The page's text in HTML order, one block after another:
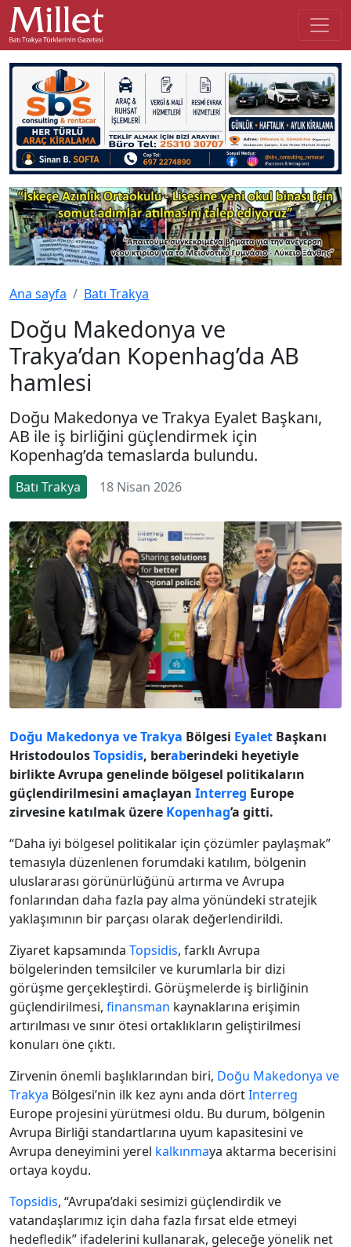
Ana sayfa Batı Trakya
Doğu Makedonya ve
Trakya’dan Kopenhag’da AB
hamlesi
Doğu Makedonya ve Trakya Eyalet Başkanı,
AB ile iş birliğini güçlendirmek için
Kopenhag’da temaslarda bulundu.
Batı Trakya 18 Nisan 2026
Doğu Makedonya ve Trakya Bölgesi Eyalet Başkanı
HristodoulosTopsidis, beraberindeki heyetiyle
birlikte Avrupa genelinde bölgesel politikaların
güçlendirilmesini amaçlayan Interreg Europe
zirvesine katılmak üzere Kopenhag’a gitti.
“Daha iyi bölgesel politikalar için çözümler paylaşmak”
temasıyla düzenlenen forumdaki katılım, bölgenin
uluslararası görünürlüğünü artırma ve Avrupa
fonlarından daha fazla pay alma yönündeki stratejik
yaklaşımının bir parçası olarak değerlendirildi.
Ziyaret kapsamında Topsidis, farklı Avrupa
bölgelerinden temsilciler ve kurumlarla bir dizi
görüşme gerçekleştirdi. Görüşmelerde iş birliğinin
güçlendirilmesi, finansman kaynaklarına erişimin
artırılması ve sınır ötesi ortaklıkların geliştirilmesi
konuları öne çıktı.
Zirvenin önemli başlıklarından biri, Doğu Makedonya ve
Trakya Bölgesi’nin ilk kez aynı anda dörtInterreg
Europe projesini yürütmesi oldu. Bu durum, bölgenin
Avrupa Birliği standartlarına uyum kapasitesini ve
Avrupa deneyimini yerel kalkınmaya aktarma becerisini
ortaya koydu.
Topsidis, “Avrupa’daki sesimizi güçlendirdik ve
vatandaşlarımız için daha fazla fırsat elde etmeyi
hedefledik” ifadelerini kullanarak, geleceğe yönelik net